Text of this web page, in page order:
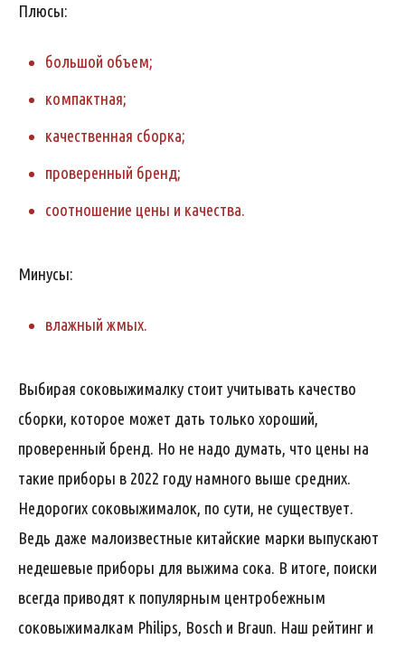
Плюсы:
большой объем;
компактная;
качественная сборка;
проверенный бренд;
соотношение цены и качества.
Минусы:
влажный жмых.
Выбирая соковыжималку стоит учитывать качество
сборки, которое может дать только хороший,
проверенный бренд. Но не надо думать, что цены на
такие приборы в 2022 году намного выше средних.
Недорогих соковыжималок, по сути, не существует.
Ведь даже малоизвестные китайские марки выпускают
недешевые приборы для выжима сока. В итоге, поиски
всегда приводят к популярным центробежным
соковыжималкам Philips, Bosch и Braun. Наш рейтинг и